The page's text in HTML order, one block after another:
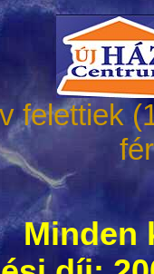
felettiek
Minden